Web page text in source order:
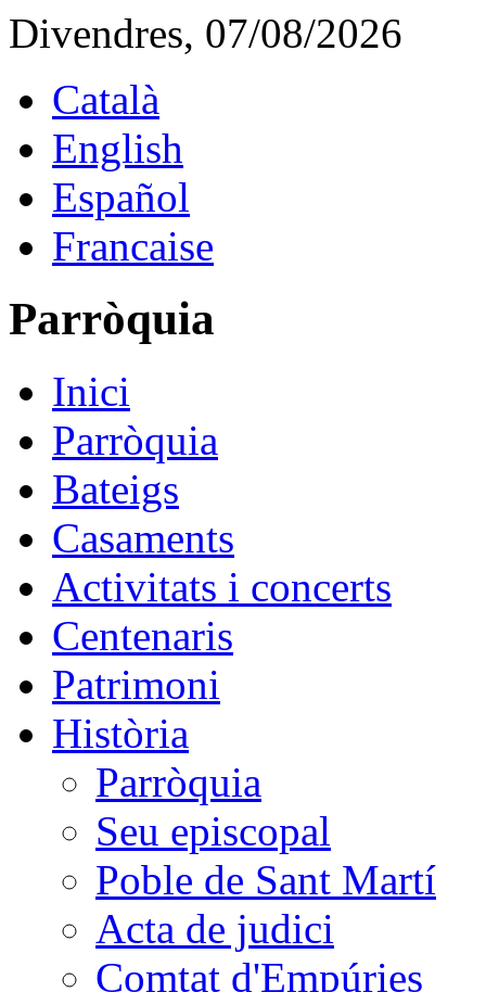
Divendres, 07/08/2026
Català
English
Español
Francaise
Parròquia
Inici
Parròquia
Bateigs
Casaments
Activitats i concerts
Centenaris
Patrimoni
Història
Parròquia
Seu episcopal
Poble de Sant Martí
Acta de judici
Comtat d'Empúries